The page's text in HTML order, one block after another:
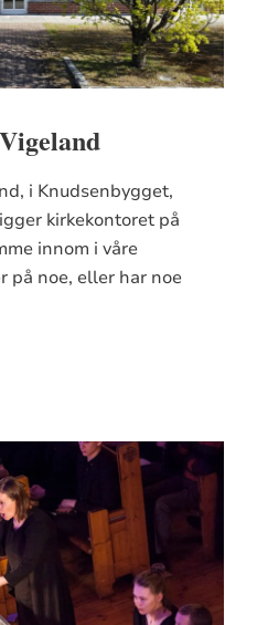
i Knudsenbygget,
kirkekontoret på
innom i våre
på noe, eller har noe